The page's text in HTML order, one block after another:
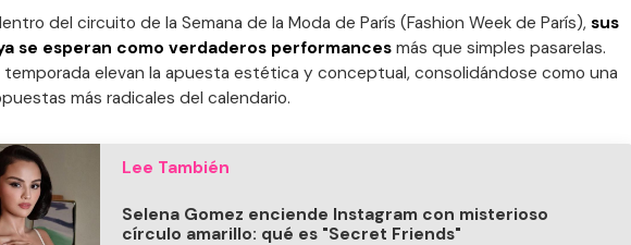
del circuito de la Semana de la Moda de París (Fashion Week de París), sus
se esperan como verdaderos performances más que simples pasarelas.
temporada elevan la apuesta estética y conceptual, consolidándose como una
más radicales del calendario.
Lee También
Selena Gomez enciende Instagram con misterioso
círculo amarillo: qué es "Secret Friends"